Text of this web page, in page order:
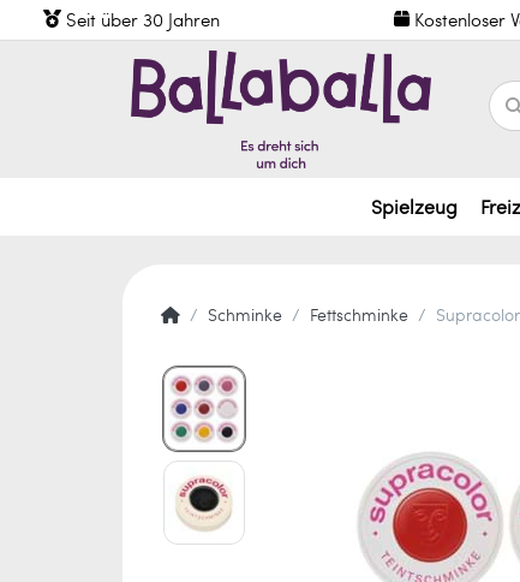
Seit über 30 Jahren Kostenloser
Spielzeug
Schminke Fettschminke